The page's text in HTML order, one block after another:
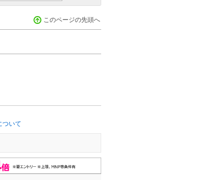
このページの先頭へ
ついて